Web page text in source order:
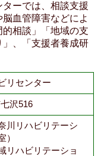
ーでは、相談支援
血管障害などによ
相談」「地域の支
、「支援者養成研
リセンター
沢516
川リハビリテーシ
）
リハビリテーショ